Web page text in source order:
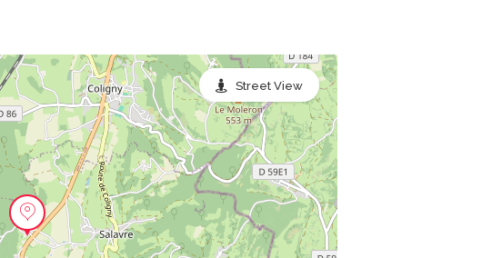
Street View